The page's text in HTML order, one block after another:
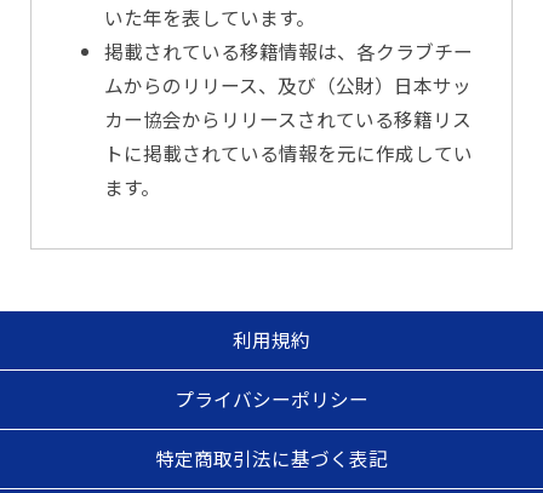
いた年を表しています。
掲載されている移籍情報は、各クラブチー
ムからのリリース、及び（公財）日本サッ
カー協会からリリースされている移籍リス
トに掲載されている情報を元に作成してい
ます。
利用規約
プライバシーポリシー
特定商取引法に基づく表記